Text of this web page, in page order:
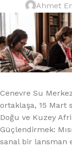
Ahmet
Cenevre Su
ortaklaşa, 15 Mart
Doğu ve Kuzey
Güçlendirmek:
sanal bir lansman